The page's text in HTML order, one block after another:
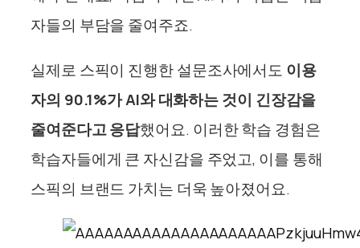
자들의 부담을 줄여주죠.
실제로 스픽이 진행한 설문조사에서도 이용
자의 90.1%가 AI와 대화하는 것이 긴장감을
줄여준다고 응답했어요. 이러한 학습 경험은
학습자들에게 큰 자신감을 주었고, 이를 통해
스픽의 브랜드 가치는 더욱 높아졌어요.